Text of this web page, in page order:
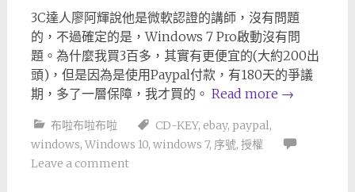
3C達人廖阿輝說他是微軟認證的講師，沒有問題
的，不過確定的是，Windows 7 Pro啟動沒有問
題。為什麼我買3百多，其實有更便宜的(大約200出
頭)，但是因為是使用Paypal付款，有180天的爭議
期，多了一層保障，我才買的。 Read more →
布啦布啦布啦 CD-KEY, ebay, paypal,
windows, Windows 10, windows 7, 序號, 授權
Leave a comment